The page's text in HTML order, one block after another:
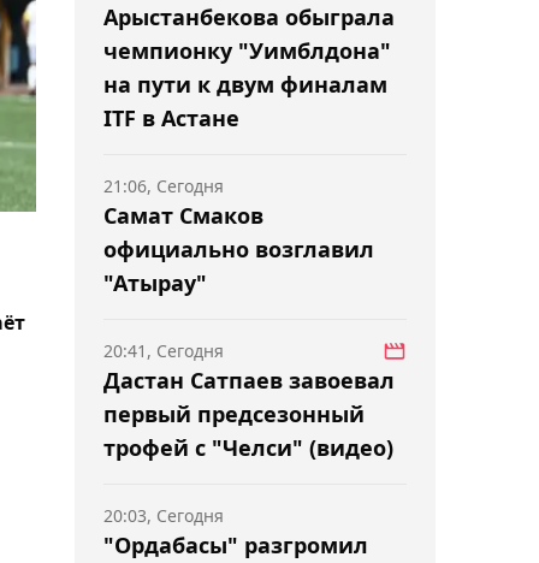
Арыстанбекова обыграла
чемпионку "Уимблдона"
на пути к двум финалам
ITF в Астане
Самат Смаков
официально возглавил
"Атырау"
21:06, Сегодня
Дастан Сатпаев завоевал
первый предсезонный
трофей с "Челси" (видео)
20:41, Сегодня
"Ордабасы" разгромил
20:03, Сегодня